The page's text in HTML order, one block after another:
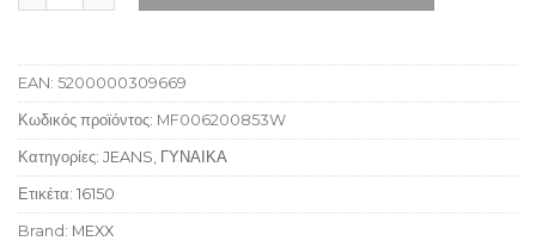
EAN: 5200000309669
Κωδικός προϊόντος: MF006200853W
Κατηγορίες: JEANS, ΓΥΝΑΙΚΑ
Ετικέτα: 16150
Brand: MEXX